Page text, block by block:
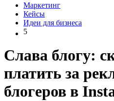
Маркетинг
Кейсы
Идеи для бизнеса
5
Слава блогу:
платить за
блогеров в